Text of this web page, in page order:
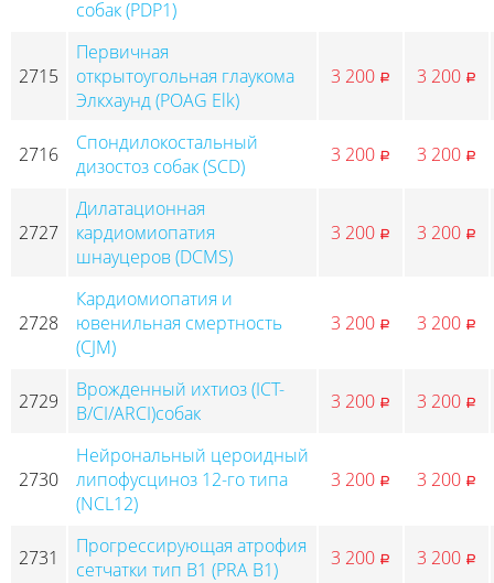
собак (PDP1)
2715
Первичная
открытоугольная глаукома
Элкхаунд (POAG Elk)
3 200 p 3 200 p
2716
Спондилокостальный
дизостоз собак (SCD)
3 200 p 3 200 p
2727
Дилатационная
кардиомиопатия
шнауцеров (DCMS)
3 200 p 3 200 p
2728
Кардиомиопатия и
ювенильная смертность
(CJM)
3 200 p 3 200 p
2729
Врожденный ихтиоз (ICT-
B/CI/ARCI)собак
3 200 p 3 200 p
2730
Нейрональный цероидный
липофусциноз 12-го типа
(NCL12)
3 200 p 3 200 p
2731
Прогрессирующая атрофия
сетчатки тип B1 (PRA B1)
3 200 p 3 200 p